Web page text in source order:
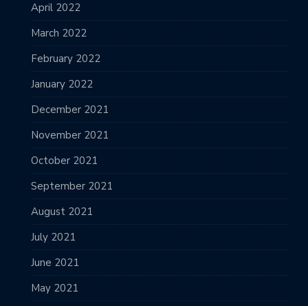
April 2022
March 2022
February 2022
January 2022
December 2021
November 2021
October 2021
September 2021
August 2021
July 2021
June 2021
May 2021